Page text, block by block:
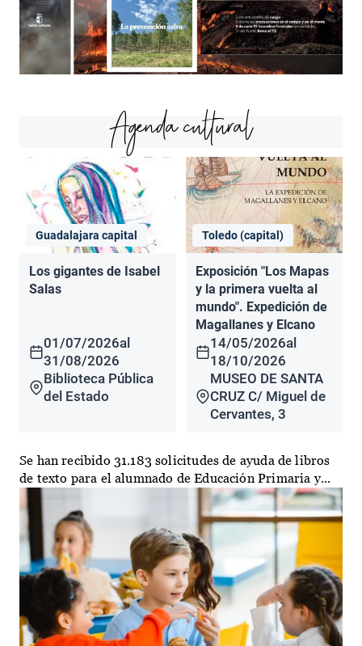
Agenda cultural
Guadalajara capital
Los gigantes de Isabel
Salas
01/07/2026al
31/08/2026
Biblioteca Pública
del Estado
Toledo (capital)
Exposición "Los Mapas
y la primera vuelta al
mundo". Expedición de
Magallanes y Elcano
14/05/2026al
18/10/2026
MUSEO DE SANTA
CRUZ C/ Miguel de
Cervantes, 3
Se han recibido 31.183 solicitudes de ayuda de libros
de texto para el alumnado de Educación Primaria y...